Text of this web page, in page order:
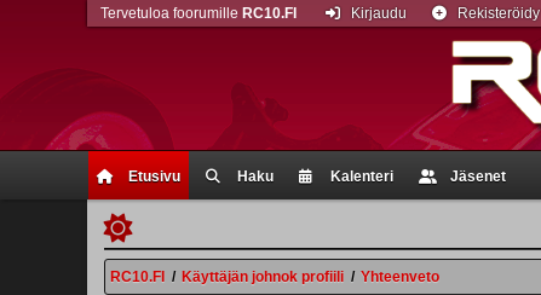
Etusivu Haku Kalenteri Jäsenet
Tervetuloa foorumille RC10.FI Kirjaudu Rekisteröidy
RC10.FI / Käyttäjän johnok profiili / Yhteenveto